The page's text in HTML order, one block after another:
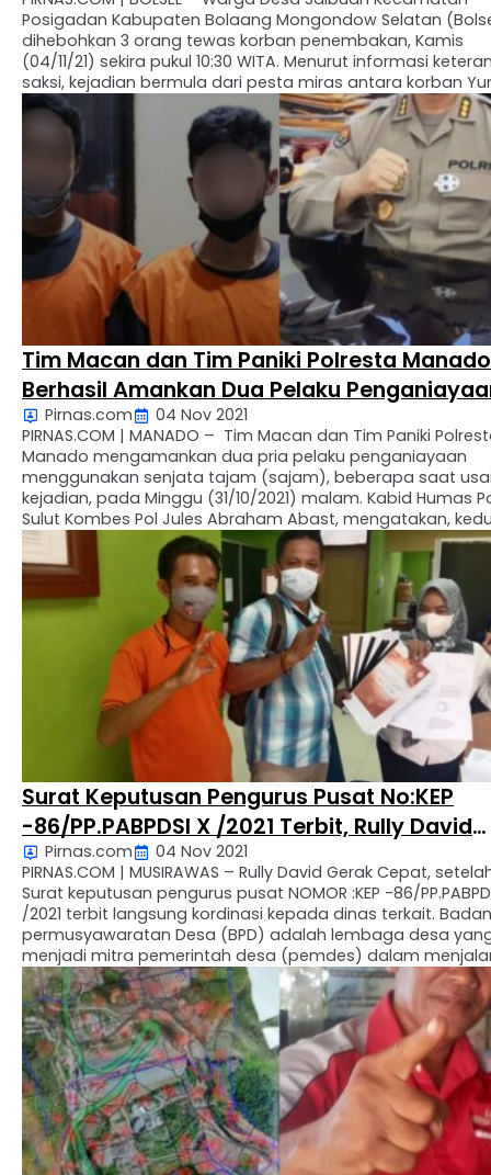
Posigadan Kabupaten Bolaang Mongondow Selatan
dihebohkan 3 orang tewas korban penembakan, Kamis
(04/11/21) sekira pukul 10:30 WITA. Menurut informasi
saksi, kejadian bermula dari pesta miras antara korban
Rompis dan tersangka Andika sehingga berbuntut
dan perkelahian antara keduanya. Karena dikuasai emosi
tersangka mengambil senjata …
Tim Macan dan Tim Paniki Polresta Manado
Berhasil Amankan Dua Pelaku
Dengan Benda Tajam
Pirnas.com
04 Nov 2021
PIRNAS.COM | MANADO – Tim Macan dan Tim Paniki
Manado mengamankan dua pria pelaku penganiayaan
menggunakan senjata tajam (sajam), beberapa saat
kejadian, pada Minggu (31/10/2021) malam. Kabid Humas
Sulut Kombes Pol Jules Abraham Abast, mengatakan,
pelaku masing-masing berinisial YKR (17), warga Teling
Tikala, dan TM (23), warga Banjer, Tikala, Manado. …
Surat Keputusan Pengurus Pusat No:KEP
-86/PP.PABPDSI X /2021 Terbit, Rully David
Gerak Cepat
Pirnas.com
04 Nov 2021
PIRNAS.COM | MUSIRAWAS – Rully David Gerak Cepat,
Surat keputusan pengurus pusat NOMOR :KEP -86/
/2021 terbit langsung kordinasi kepada dinas terkait. Badan
permusyawaratan Desa (BPD) adalah lembaga desa
menjadi mitra pemerintah desa (pemdes) dalam
kegiatan untuk kemajuan desa. BPD harus seiring sejalan
dengan pemdes agar terjalin hubungan harmonis. Dalam
permendagri …